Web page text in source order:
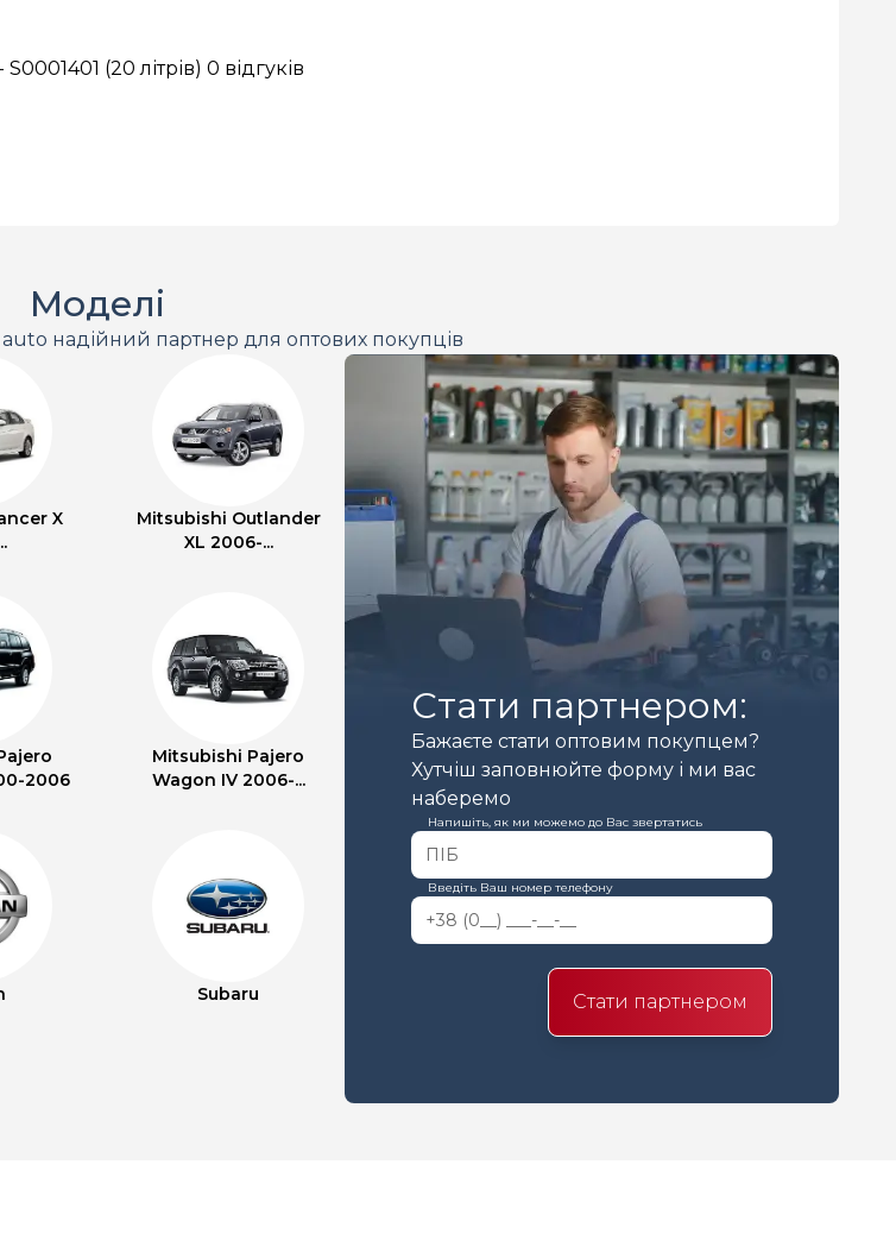
(20 літрів) 0 відгуків
Моделі
auto надійний партнер для оптових покупців
X
Mitsubishi Outlander
XL 2006-...
2006
Mitsubishi Pajero
Wagon IV 2006-...
Subaru
Стати партнером:
Бажаєте стати оптовим покупцем?
Хутчіш заповнюйте форму і ми вас
наберемо
Напишіть, як ми можемо до Вас звертатись
Введіть Ваш номер телефону
Стати партнером